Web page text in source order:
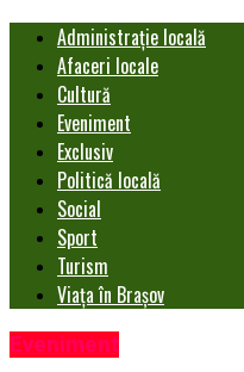
Administrație locală
Afaceri locale
Cultură
Eveniment
Exclusiv
Politică locală
Social
Sport
Turism
Viața în Brașov
Eveniment